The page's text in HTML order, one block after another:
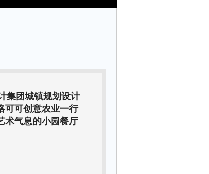
集团城镇规划设计
可可创意农业一行
术气息的小园餐厅